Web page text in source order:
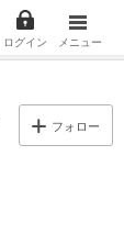
ログイン メニュー
フォロー